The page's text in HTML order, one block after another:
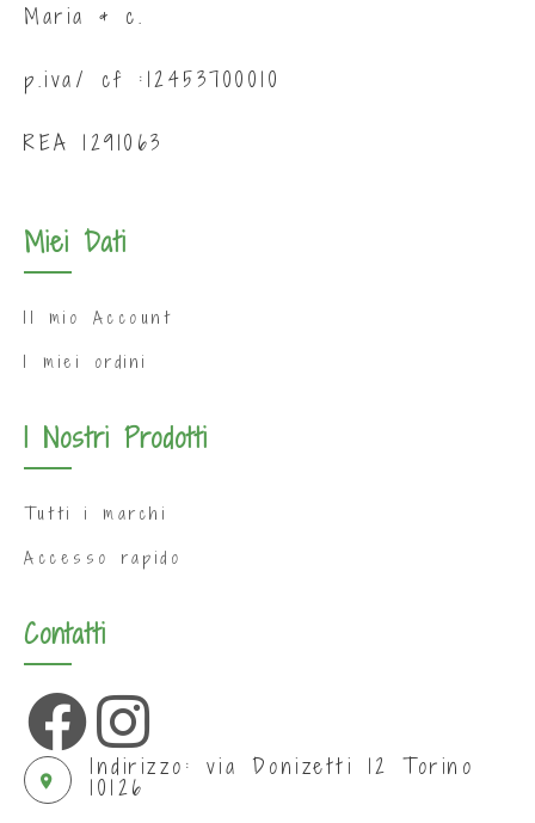
Maria & c.
p.iva/ cf :12453700010
REA 1291063
Miei Dati
Il mio Account
I miei ordini
I Nostri Prodotti
Tutti i marchi
Accesso rapido
Contatti
Indirizzo: via Donizetti 12 Torino
10126